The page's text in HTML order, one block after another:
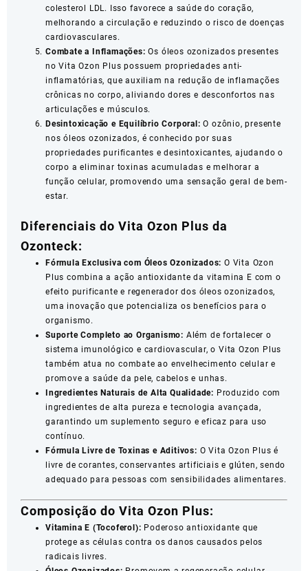
colesterol LDL. Isso favorece a saúde do coração,
melhorando a circulação e reduzindo o risco de doenças
cardiovasculares.
Combate a Inflamações: Os óleos ozonizados presentes
no Vita Ozon Plus possuem propriedades anti-
inflamatórias, que auxiliam na redução de inflamações
crônicas no corpo, aliviando dores e desconfortos nas
articulações e músculos.
Desintoxicação e Equilíbrio Corporal: O ozônio, presente
nos óleos ozonizados, é conhecido por suas
propriedades purificantes e desintoxicantes, ajudando o
corpo a eliminar toxinas acumuladas e melhorar a
função celular, promovendo uma sensação geral de bem-
estar.
Diferenciais do Vita Ozon Plus da
Ozonteck:
Fórmula Exclusiva com Óleos Ozonizados: O Vita Ozon
Plus combina a ação antioxidante da vitamina E com o
efeito purificante e regenerador dos óleos ozonizados,
uma inovação que potencializa os benefícios para o
organismo.
Suporte Completo ao Organismo: Além de fortalecer o
sistema imunológico e cardiovascular, o Vita Ozon Plus
também atua no combate ao envelhecimento celular e
promove a saúde da pele, cabelos e unhas.
Ingredientes Naturais de Alta Qualidade: Produzido com
ingredientes de alta pureza e tecnologia avançada,
garantindo um suplemento seguro e eficaz para uso
contínuo.
Fórmula Livre de Toxinas e Aditivos: O Vita Ozon Plus é
livre de corantes, conservantes artificiais e glúten, sendo
adequado para pessoas com sensibilidades alimentares.
Composição do Vita Ozon Plus:
Vitamina E (Tocoferol): Poderoso antioxidante que
protege as células contra os danos causados pelos
radicais livres.